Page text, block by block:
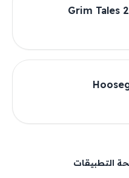
Grim Tales
التطبيقات